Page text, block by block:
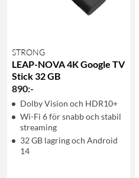
STRONG
LEAP-NOVA 4K Google TV
Stick 32 GB
890:-
Dolby Vision och HDR10+
Wi-Fi 6 för snabb och stabil
streaming
32 GB lagring och Android
14